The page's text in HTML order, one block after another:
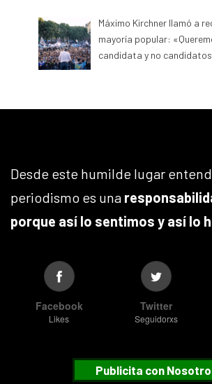
Máximo Kirchner llamó a
mayoría popular:
candidata y no
Desde este humilde lugar
periodismo es una
porque así lo sentimos y así lo
Facebook
Likes
Twitter
Seguidorxs
Publicita con